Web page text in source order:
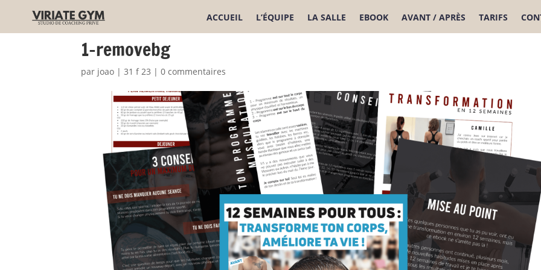
ACCUEIL L’ÉQUIPE LA SALLE EBOOK AVANT / APRÈS TARIFS
1-removebg
par joao |31 f 23 |0 commentaires